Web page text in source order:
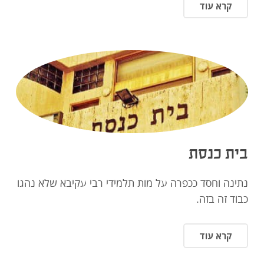
קרא עוד
בית כנסת
נתינה וחסד ככפרה על מות תלמידי רבי עקיבא שלא נהגו
כבוד זה בזה.
קרא עוד